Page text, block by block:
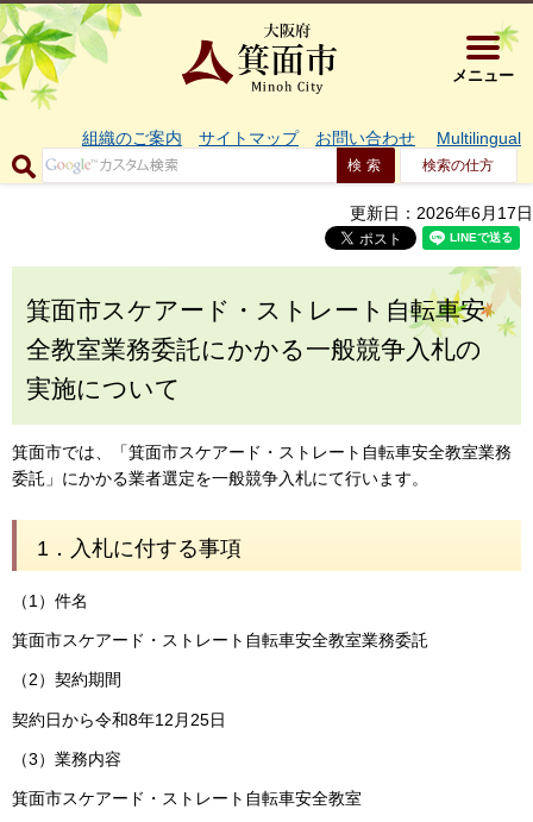
大阪府箕
メニュー
組織のご案内 サイトマップ お問い合わせ Multilingual
検索の仕方
更新日：2026年6月17日
箕面市スケアード・ストレート自転車安
全教室業務委託にかかる一般競争入札の
実施について
箕面市では、「箕面市スケアード・ストレート自転車安全教室業務
委託」にかかる業者選定を一般競争入札にて行います。
1．入札に付する事項
（1）件名
箕面市スケアード・ストレート自転車安全教室業務委託
（2）契約期間
契約日から令和8年12月25日
（3）業務内容
箕面市スケアード・ストレート自転車安全教室